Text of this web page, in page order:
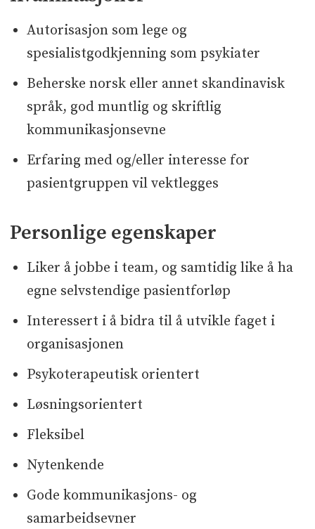
Autorisasjon som lege og
spesialistgodkjenning som psykiater
Beherske norsk eller annet skandinavisk
språk, god muntlig og skriftlig
kommunikasjonsevne
Erfaring med og/eller interesse for
pasientgruppen vil vektlegges
Personlige egenskaper
Liker å jobbe i team, og samtidig like å ha
egne selvstendige pasientforløp
Interessert i å bidra til å utvikle faget i
organisasjonen
Psykoterapeutisk orientert
Løsningsorientert
Fleksibel
Nytenkende
Gode kommunikasjons- og
samarbeidsevner